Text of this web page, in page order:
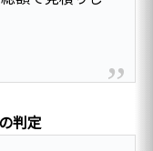
判定